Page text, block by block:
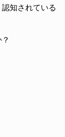
知されている